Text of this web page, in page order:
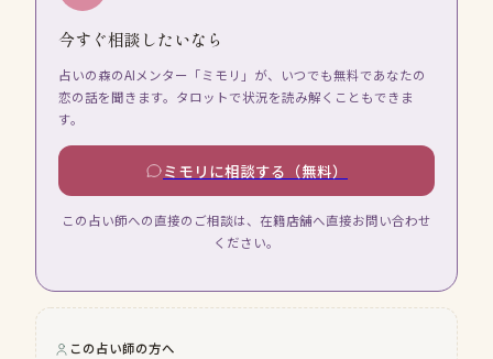
今すぐ相談したいなら
占いの森のAIメンター「ミモリ」が、いつでも無料であなたの
恋の話を聞きます。タロットで状況を読み解くこともできま
す。
ミモリに相談する（無料）
この占い師への直接のご相談は、在籍店舗へ直接お問い合わせ
ください。
この占い師の方へ